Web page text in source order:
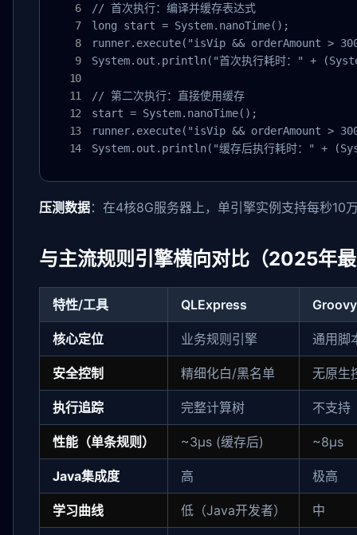
// 首次执行：编译并缓存表达式
long start = System.nanoTime();
runner.execute("isVip && orderAmount
System.out.println("首次执行耗时：" +
// 第二次执行：直接使用缓存
start = System.nanoTime();
runner.execute("isVip && orderAmount
System.out.println("缓存后执行耗时：" +
压测数据：在4核8G服务器上，单引擎实例支持每秒10
与主流规则引擎横向对比（2025年
特性/工具 QLExpress Groovy
核心定位 业务规则引擎 通用脚
安全控制 精细化白/黑名单 无原生
执行追踪 完整计算树 不支持
性能（单条规则） ~3μs (缓存后) ~8μs
Java集成度 高 极高
学习曲线 低（Java开发者） 中